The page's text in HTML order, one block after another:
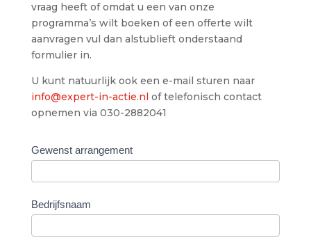
vraag heeft of omdat u een van onze
programma’s wilt boeken of een offerte wilt
aanvragen vul dan alstublieft onderstaand
formulier in.
U kunt natuurlijk ook een e-mail sturen naar
info@expert-in-actie.nl of telefonisch contact
opnemen via 030-2882041
Gewenst arrangement
Bedrijfsnaam